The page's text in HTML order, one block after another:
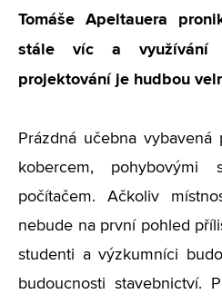
Tomáše Apeltauera
stále víc a využívání
projektování je hudbou
Prázdná učebna
kobercem, pohybovými
počítačem. Ačkoliv
nebude na první pohled
studenti a výzkumníci
budoucnosti stavebnictví.